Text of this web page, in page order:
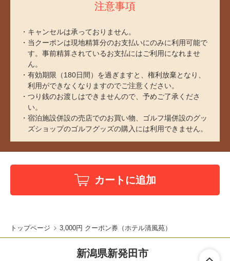
注意事項
キャンセルは承っておりません。
当クーポンは現地精算分のお支払いにのみに利用可能で
す。事前精算されているお支払にはご利用になれませ
ん。
有効期限（180日間）を過ぎますと、権利放棄となり、
利用ができなくなりますのでご注意ください。
つり銭のお渡しはできませんので、予めご了承くださ
い。
宿泊施設併設の売店でのお買い物、ゴルフ場併設のグッ
ズショップのゴルフグッズの購入には利用できません。
カートに追加
トップページ 3,000円 クーポン券（ホテル清風苑）
新潟県新発田市